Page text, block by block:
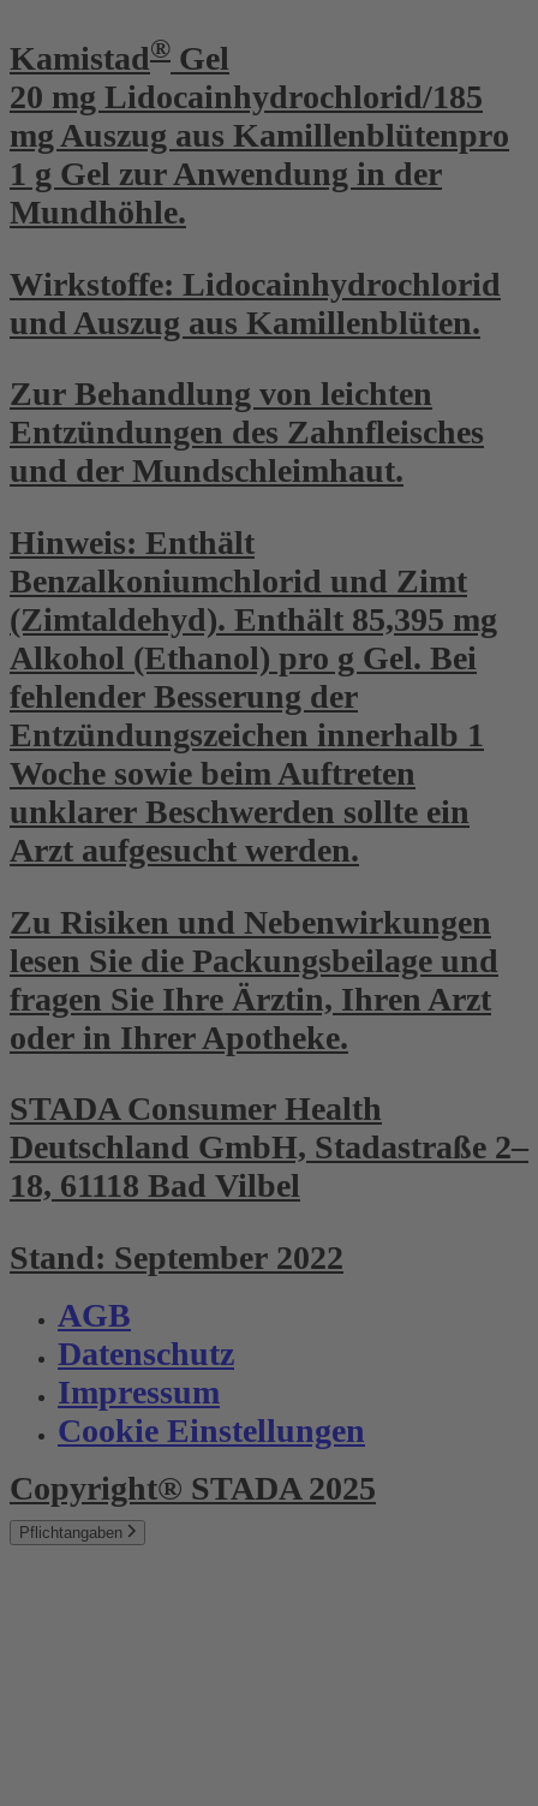
Kamistad® Gel
20 mg Lidocainhydrochlorid/185
mg Auszug aus Kamillenblütenpro
1 g Gel zur Anwendung in der
Mundhöhle.
Wirkstoffe: Lidocainhydrochlorid
und Auszug aus Kamillenblüten.
Zur Behandlung von leichten
Entzündungen des Zahnfleisches
und der Mundschleimhaut.
Hinweis: Enthält
Benzalkoniumchlorid und Zimt
(Zimtaldehyd). Enthält 85,395 mg
Alkohol (Ethanol) pro g Gel. Bei
fehlender Besserung der
Entzündungszeichen innerhalb 1
Woche sowie beim Auftreten
unklarer Beschwerden sollte ein
Arzt aufgesucht werden.
Zu Risiken und Nebenwirkungen
lesen Sie die Packungsbeilage und
fragen Sie Ihre Ärztin, Ihren Arzt
oder in Ihrer Apotheke.
STADA Consumer Health
Deutschland GmbH, Stadastraße 2–
18, 61118 Bad Vilbel
Stand: September 2022
AGB
Datenschutz
Impressum
Cookie Einstellungen
Copyright® STADA 2025
Pflichtangaben